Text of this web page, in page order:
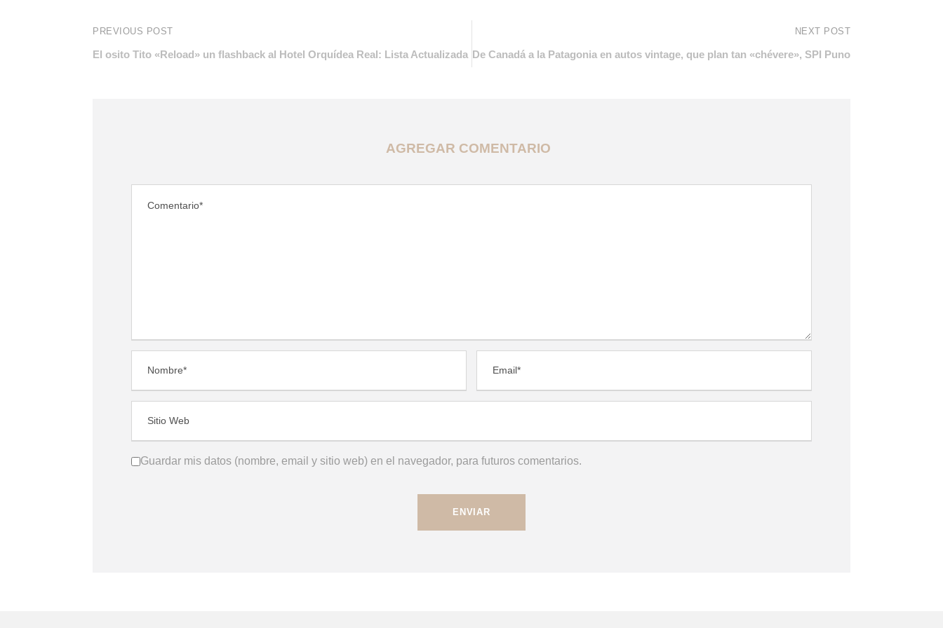
PREVIOUS POST
El osito Tito «Reload» un flashback al Hotel Orquídea Real: Lista Actualizada
NEXT POST
De Canadá a la Patagonia en autos vintage, que plan tan «chévere», SPI Puno
AGREGAR COMENTARIO
Guardar mis datos (nombre, email y sitio web) en el navegador, para futuros comentarios.